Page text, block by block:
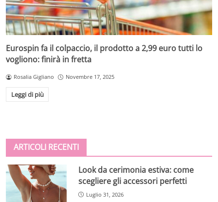
Eurospin fa il colpaccio, il prodotto a 2,99 euro tutti lo
vogliono: finirà in fretta
Rosalia Gigliano Novembre 17, 2025
Leggi di più
ARTICOLI RECENTI
Look da cerimonia estiva: come
scegliere gli accessori perfetti
Luglio 31, 2026